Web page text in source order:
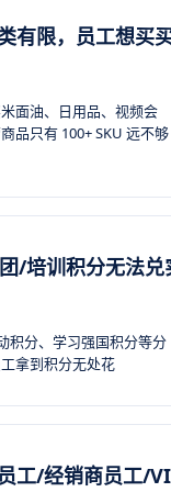
有限，员工想买
面油、日用品、视频会
品只有 100+ SKU 远不够
/培训积分无法
积分、学习强国积分等分
拿到积分无处花
工/经销商员工/